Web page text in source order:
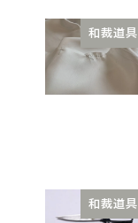
和裁道具
和裁道具